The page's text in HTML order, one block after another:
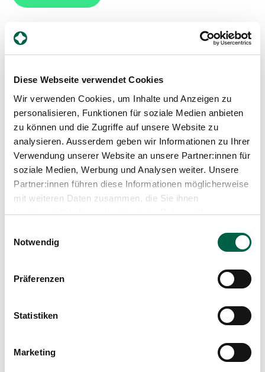
Diese Webseite verwendet Cookies
Wir verwenden Cookies, um Inhalte und Anzeigen zu
personalisieren, Funktionen für soziale Medien anbieten
zu können und die Zugriffe auf unsere Website zu
analysieren. Ausserdem geben wir Informationen zu Ihrer
Verwendung unserer Website an unsere Partner:innen für
soziale Medien, Werbung und Analysen weiter. Unsere
Partner:innen führen diese Informationen möglicherweise
mit weiteren Daten zusammen, die Sie ihnen
bereitgestellt haben oder die sie im Rahmen Ihrer
Notwendig
Präferenzen
Statistiken
Marketing
Konsil-Telefon (diensthabender
Montag bis Freitag 08:00 – 17.00 Uhr
Samstag: 8.00 – 15.00 Uhr
Tel+41 44 397 21 72
Jetzt anrufen
Ambulatorium / Sprechstunde
8.00 – 12.00 Uhr
8.00 – 12.00 Uhr